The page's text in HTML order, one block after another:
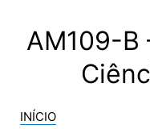
contentAM109-B
INÍCIO